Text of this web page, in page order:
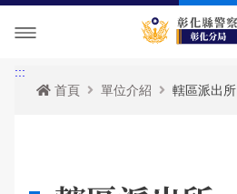
單位介紹
:::
首頁
單位介紹 轄區派出所